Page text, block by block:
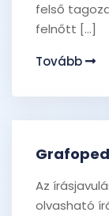
felső
felnőtt […]
Tovább
Az
olvasható